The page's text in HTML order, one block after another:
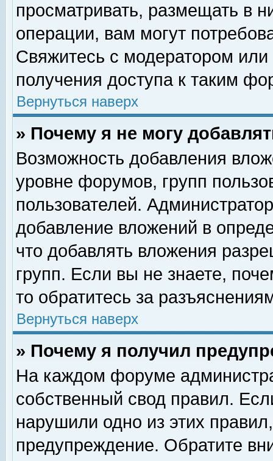
просматривать, размещать в
операции, вам могут
Свяжитесь с модератором
получения доступа к таким
Вернуться наверх
» Почему я не могу
Возможность добавления
уровне форумов, групп
пользователей.
добавление вложений в
что добавлять вложения
групп. Если вы не знаете,
то обратитесь за
Вернуться наверх
» Почему я получил
На каждом форуме
собственный свод правил.
нарушили одно из этих
предупреждение. Обратите